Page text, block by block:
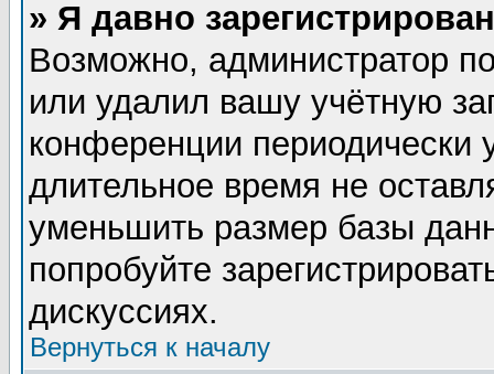
» Я давно
Возможно, администратор
или удалил вашу учётную
конференции периодически
длительное время не
уменьшить размер базы
попробуйте
дискуссиях.
Вернуться к началу